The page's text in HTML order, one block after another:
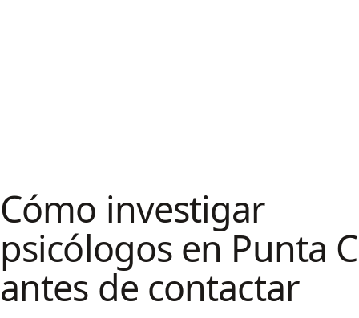
Cómo investigar
psicólogos en Punta
antes de contactar